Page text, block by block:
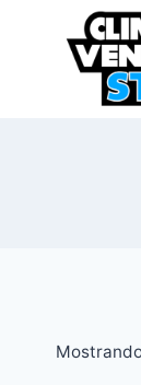
contenido